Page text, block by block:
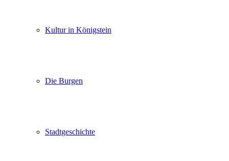
Kultur in Königstein
Die Burgen
Stadtgeschichte